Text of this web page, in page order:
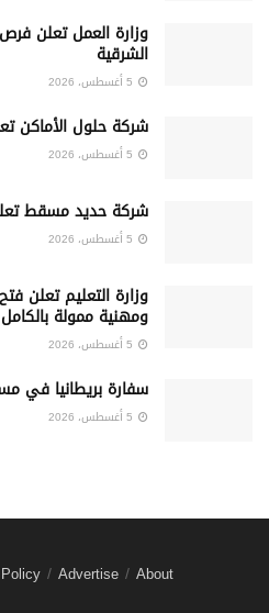
وزارة العمل تعلن
الشرقية
شركة حلول الأماكن
شركة حديد مسقط
وزارة التعليم تعلن
ومهنية ممولة بالكامل 2027 / 2028
سفارة بريطانيا في
About
Advertise